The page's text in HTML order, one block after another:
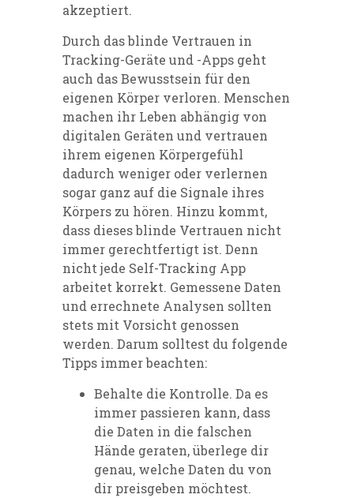
akzeptiert.
Durch das blinde Vertrauen in
Tracking-Geräte und -Apps geht
auch das Bewusstsein für den
eigenen Körper verloren. Menschen
machen ihr Leben abhängig von
digitalen Geräten und vertrauen
ihrem eigenen Körpergefühl
dadurch weniger oder verlernen
sogar ganz auf die Signale ihres
Körpers zu hören. Hinzu kommt,
dass dieses blinde Vertrauen nicht
immer gerechtfertigt ist. Denn
nicht jede Self-Tracking App
arbeitet korrekt. Gemessene Daten
und errechnete Analysen sollten
stets mit Vorsicht genossen
werden. Darum solltest du folgende
Tipps immer beachten:
Behalte die Kontrolle. Da es
immer passieren kann, dass
die Daten in die falschen
Hände geraten, überlege dir
genau, welche Daten du von
dir preisgeben möchtest.